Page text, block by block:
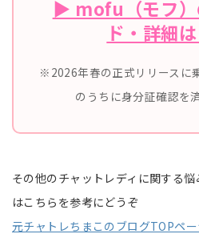
▶ mofu（モフ）
ド・詳細
※2026年春の正式リリースに
のうちに身分証確認を
その他のチャットレディに関する
はこちらを参考にどうぞ
元チャトレちまこのブログTOPペー